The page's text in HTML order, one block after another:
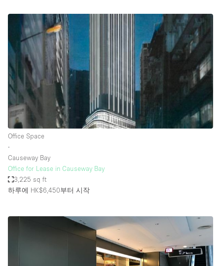
Office Space
∙
Causeway Bay
Office for Lease in Causeway Bay
3,225 sq ft
하루에 HK$6,450부터 시작